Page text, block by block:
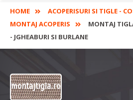
HOME
ACOPERISURI SI TIGLE -
MONTAJ ACOPERIS
MONTAJ
- JGHEABURI SI BURLANE